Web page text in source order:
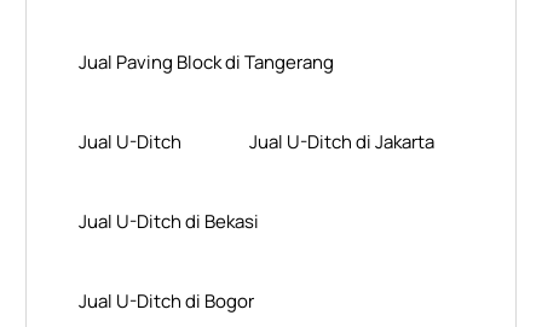
Jual Paving Block di Tangerang
Jual U-Ditch Jual U-Ditch di Jakarta
Jual U-Ditch di Bekasi
Jual U-Ditch di Bogor